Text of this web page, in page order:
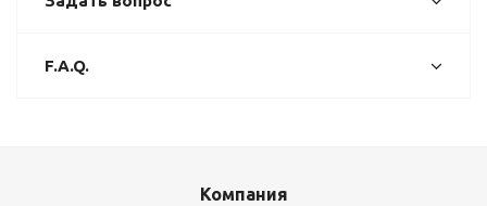
F.A.Q.
Компания